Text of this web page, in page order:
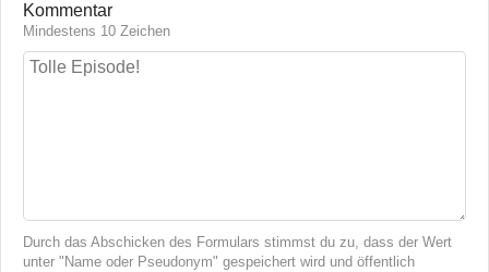
Kommentar
Mindestens 10 Zeichen
Durch das Abschicken des Formulars stimmst du zu, dass der Wert
unter "Name oder Pseudonym" gespeichert wird und öffentlich